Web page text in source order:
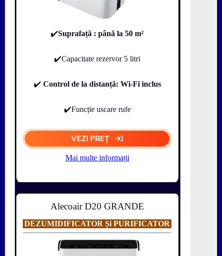
✔️Suprafață : până la 50 m²
✔️Capacitate rezervor 5 litri
✔️ Control de la distanță: Wi-Fi inclus
✔️Funcție uscare rufe
VEZI PREȚ
Mai multe informații
Alecoair D20 GRANDE
DEZUMIDIFICATOR Și PURIFICATOR